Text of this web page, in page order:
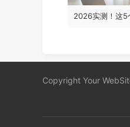
Copyright Your